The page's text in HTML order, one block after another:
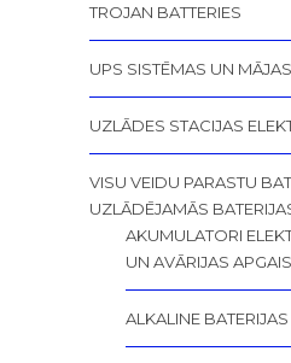
TROJAN BATTERIES
UPS SISTĒMAS UN
UZLĀDES STACIJAS
VISU VEIDU PARASTU
UZLĀDĒJAMĀS
AKUMULATORI
UN AVĀRIJAS
ALKALINE BATERIJAS